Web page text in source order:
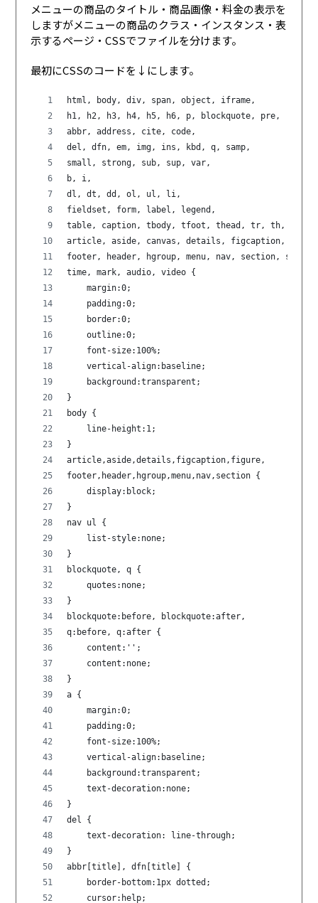
メニューの商品のタイトル・商品画像・料金の表示を
しますがメニューの商品のクラス・インスタンス・表
示するページ・CSSでファイルを分けます。
最初にCSSのコードを↓にします。
html, body, div, span, object, iframe,
h1, h2, h3, h4, h5, h6, p, blockquote, pre,
abbr, address, cite, code,
del, dfn, em, img, ins, kbd, q, samp,
small, strong, sub, sup, var,
b, i,
dl, dt, dd, ol, ul, li,
fieldset, form, label, legend,
table, caption, tbody, tfoot, thead, tr, th, td,
article, aside, canvas, details, figcaption,
footer, header, hgroup, menu, nav, section,
time, mark, audio, video {
    margin:0;
    padding:0;
    border:0;
    outline:0;
    font-size:100%;
    vertical-align:baseline;
    background:transparent;
}
body {
    line-height:1;
}
article,aside,details,figcaption,figure,
footer,header,hgroup,menu,nav,section {
    display:block;
}
nav ul {
    list-style:none;
}
blockquote, q {
    quotes:none;
}
blockquote:before, blockquote:after,
q:before, q:after {
    content:'';
    content:none;
}
a {
    margin:0;
    padding:0;
    font-size:100%;
    vertical-align:baseline;
    background:transparent;
    text-decoration:none;
}
del {
    text-decoration: line-through;
}
abbr[title], dfn[title] {
    border-bottom:1px dotted;
    cursor:help;